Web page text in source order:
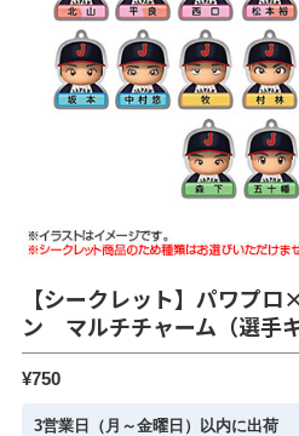
【シークレット】パワプ
ン マルチチャーム（選手キ
¥750
3営業日（月～金曜日）以内に出荷